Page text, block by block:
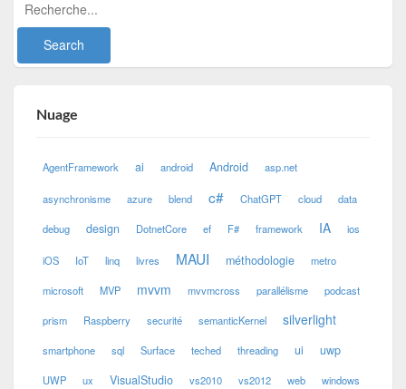
Nuage
AgentFramework ai android Android asp.net
asynchronisme azure blend c# ChatGPT cloud data
debug design DotnetCore ef F# framework IA ios
iOS IoT linq livres MAUI méthodologie metro
microsoft MVP mvvm mvvmcross parallélisme podcast
prism Raspberry securité semanticKernel silverlight
smartphone sql Surface teched threading ui uwp
UWP ux VisualStudio vs2010 vs2012 web windows